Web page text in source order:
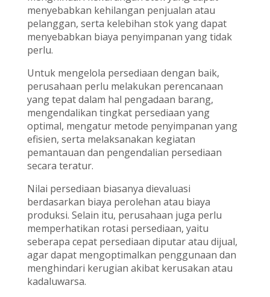
menyebabkan kehilangan penjualan atau
pelanggan, serta kelebihan stok yang dapat
menyebabkan biaya penyimpanan yang tidak
perlu.
Untuk mengelola persediaan dengan baik,
perusahaan perlu melakukan perencanaan
yang tepat dalam hal pengadaan barang,
mengendalikan tingkat persediaan yang
optimal, mengatur metode penyimpanan yang
efisien, serta melaksanakan kegiatan
pemantauan dan pengendalian persediaan
secara teratur.
Nilai persediaan biasanya dievaluasi
berdasarkan biaya perolehan atau biaya
produksi. Selain itu, perusahaan juga perlu
memperhatikan rotasi persediaan, yaitu
seberapa cepat persediaan diputar atau dijual,
agar dapat mengoptimalkan penggunaan dan
menghindari kerugian akibat kerusakan atau
kadaluwarsa.